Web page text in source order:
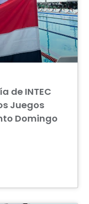
de INTEC
Juegos
Domingo